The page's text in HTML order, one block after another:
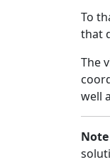
To
that
The
well